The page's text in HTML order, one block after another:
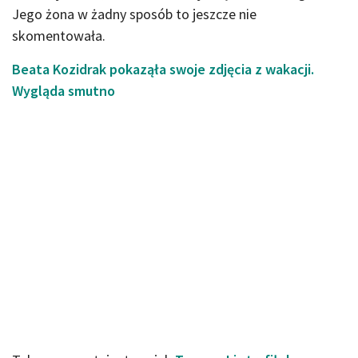
Jego żona w żadny sposób to jeszcze nie
skomentowała.
Beata Kozidrak pokaząła swoje zdjęcia z wakacji.
Wygląda smutno